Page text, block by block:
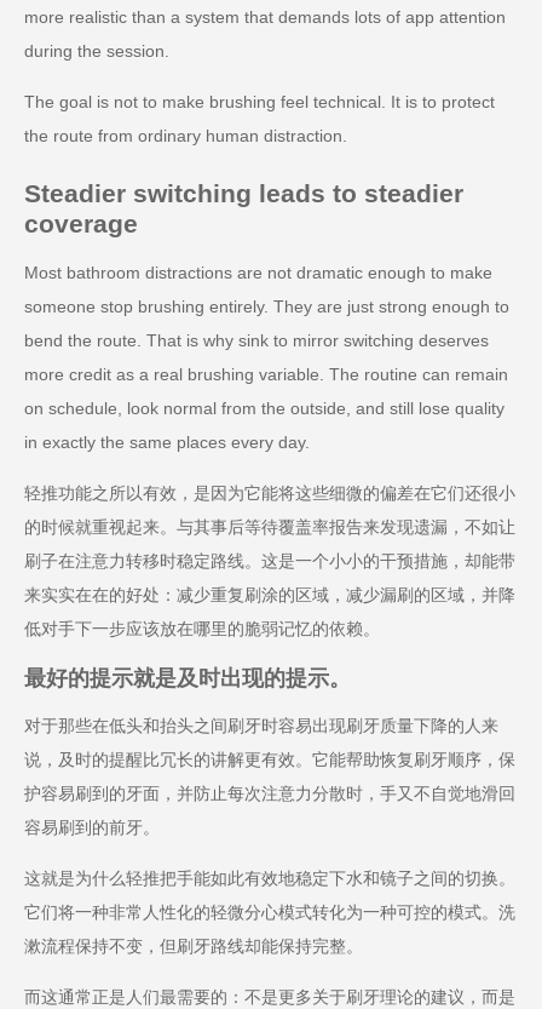
more realistic than a system that demands lots of app attention
during the session.
The goal is not to make brushing feel technical. It is to protect
the route from ordinary human distraction.
Steadier switching leads to steadier
coverage
Most bathroom distractions are not dramatic enough to make
someone stop brushing entirely. They are just strong enough to
bend the route. That is why sink to mirror switching deserves
more credit as a real brushing variable. The routine can remain
on schedule, look normal from the outside, and still lose quality
in exactly the same places every day.
轻推功能之所以有效，是因为它能将这些细微的偏差在它们还很小
的时候就重视起来。与其事后等待覆盖率报告来发现遗漏，不如让
刷子在注意力转移时稳定路线。这是一个小小的干预措施，却能带
来实实在在的好处：减少重复刷涂的区域，减少漏刷的区域，并降
低对手下一步应该放在哪里的脆弱记忆的依赖。
最好的提示就是及时出现的提示。
对于那些在低头和抬头之间刷牙时容易出现刷牙质量下降的人来
说，及时的提醒比冗长的讲解更有效。它能帮助恢复刷牙顺序，保
护容易刷到的牙面，并防止每次注意力分散时，手又不自觉地滑回
容易刷到的前牙。
这就是为什么轻推把手能如此有效地稳定下水和镜子之间的切换。
它们将一种非常人性化的轻微分心模式转化为一种可控的模式。洗
漱流程保持不变，但刷牙路线却能保持完整。
而这通常正是人们最需要的：不是更多关于刷牙理论的建议，而是